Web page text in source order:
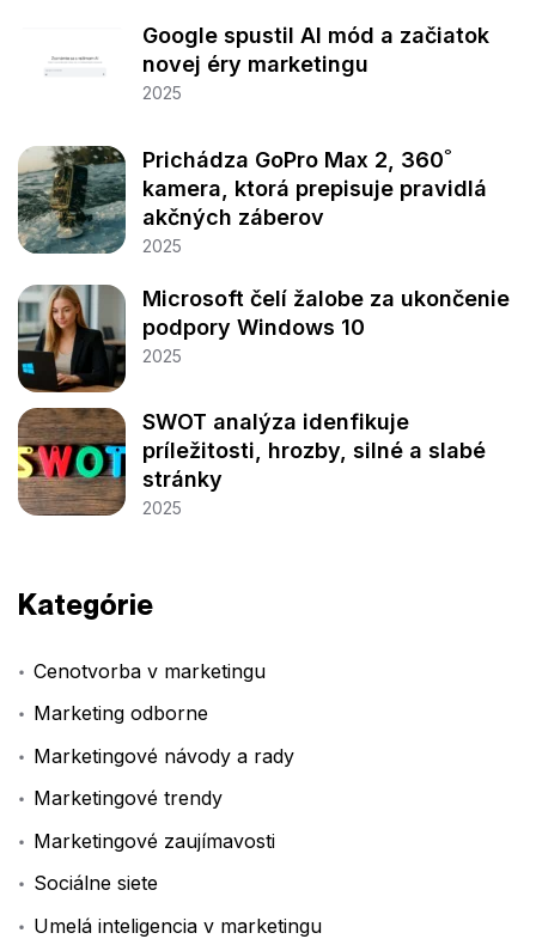
Google spustil AI mód a začiatok
novej éry marketingu
2025
Prichádza GoPro Max 2, 360˚
kamera, ktorá prepisuje pravidlá
akčných záberov
2025
Microsoft čelí žalobe za ukončenie
podpory Windows 10
2025
SWOT analýza idenfikuje
príležitosti, hrozby, silné a slabé
stránky
2025
Kategórie
Cenotvorba v marketingu
Marketing odborne
Marketingové návody a rady
Marketingové trendy
Marketingové zaujímavosti
Sociálne siete
Umelá inteligencia v marketingu